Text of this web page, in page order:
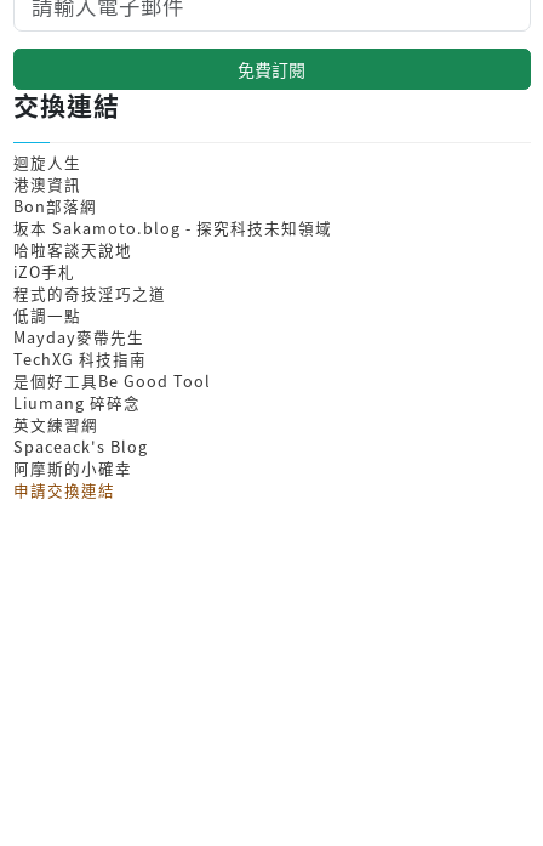
免費訂閱
交換連結
迴旋人生
港澳資訊
Bon部落網
坂本 Sakamoto.blog - 探究科技未知領域
哈啦客談天說地
iZO手札
程式的奇技淫巧之道
低調一點
Mayday麥帶先生
TechXG 科技指南
是個好工具Be Good Tool
Liumang 碎碎念
英文練習網
Spaceack's Blog
阿摩斯的小確幸
申請交換連結